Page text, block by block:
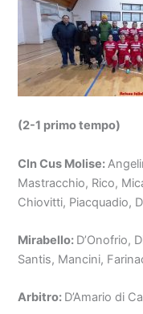
(2-1 primo tempo)
Cln Cus Molise:
Mastracchio, Rico,
Chiovitti, Piacquadio,
Mirabello: D’Onofrio,
Santis, Mancini,
Arbitro: D’Amario di